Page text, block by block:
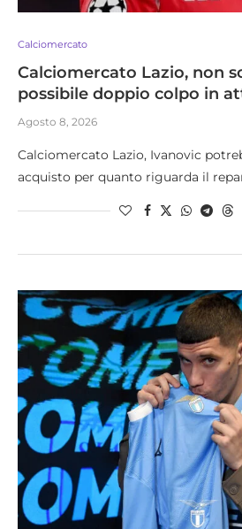
Calciomercato
Calciomercato Lazio, non
possibile doppio colpo in
Agosto 8, 2026
Calciomercato Lazio, Ivanovic
acquisto per quanto riguarda il